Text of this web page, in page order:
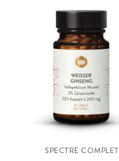
SPECTRE COMPLET